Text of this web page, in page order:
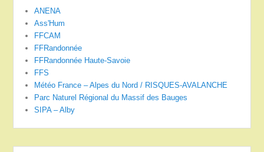
ANENA
Ass'Hum
FFCAM
FFRandonnée
FFRandonnée Haute-Savoie
FFS
Météo France – Alpes du Nord / RISQUES-AVALANCHE
Parc Naturel Régional du Massif des Bauges
SIPA – Alby